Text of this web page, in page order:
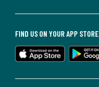
FIND US ON YOUR APP STORE